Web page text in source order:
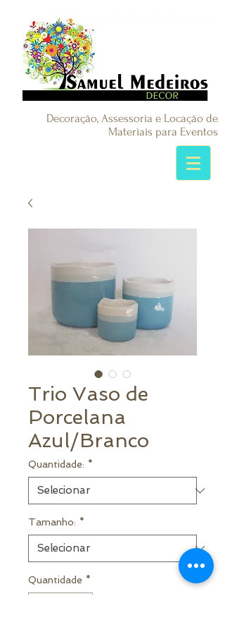
Decoração, Assessoria e Locação de
Materiais para Eventos
Trio Vaso de
Porcelana
Azul/Branco
Quantidade: *
Tamanho: *
Quantidade *